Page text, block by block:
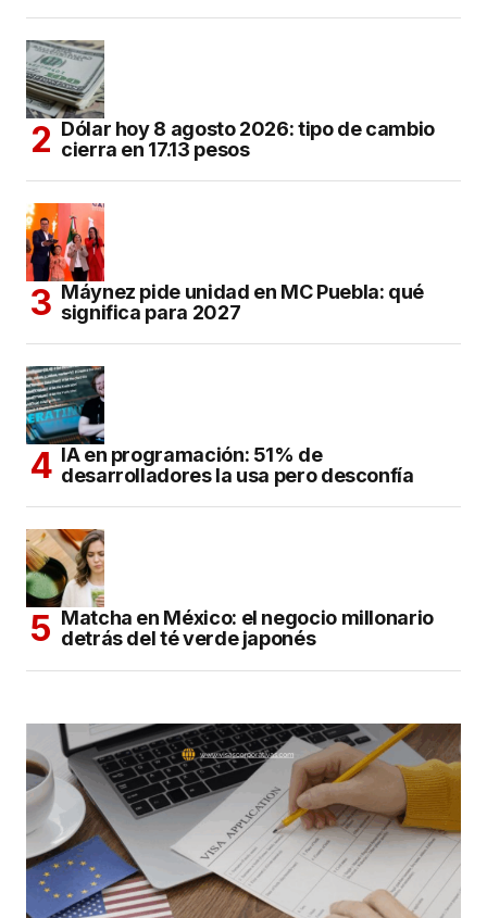
Dólar hoy 8 agosto 2026: tipo de cambio
cierra en 17.13 pesos
Máynez pide unidad en MC Puebla: qué
significa para 2027
IA en programación: 51% de
desarrolladores la usa pero desconfía
Matcha en México: el negocio millonario
detrás del té verde japonés